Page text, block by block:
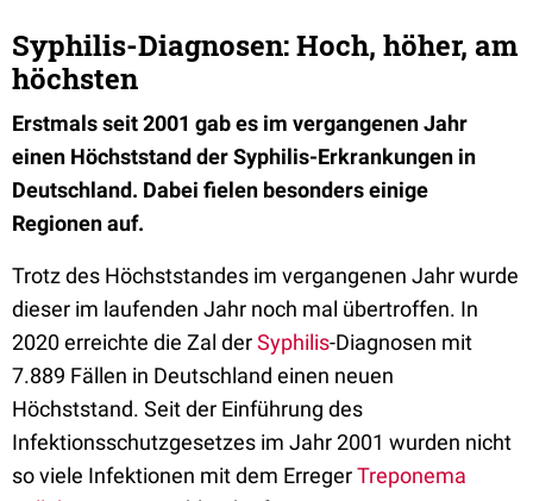
Syphilis-Diagnosen: Hoch, höher, am
höchsten
Erstmals seit 2001 gab es im vergangenen Jahr
einen Höchststand der Syphilis-Erkrankungen in
Deutschland. Dabei fielen besonders einige
Regionen auf.
Trotz des Höchststandes im vergangenen Jahr wurde
dieser im laufenden Jahr noch mal übertroffen. In
2020 erreichte die Zal derSyphilis-Diagnosen mit
7.889 Fällen in Deutschland einen neuen
Höchststand. Seit der Einführung des
Infektionsschutzgesetzes im Jahr 2001 wurden nicht
so viele Infektionen mit dem ErregerTreponema